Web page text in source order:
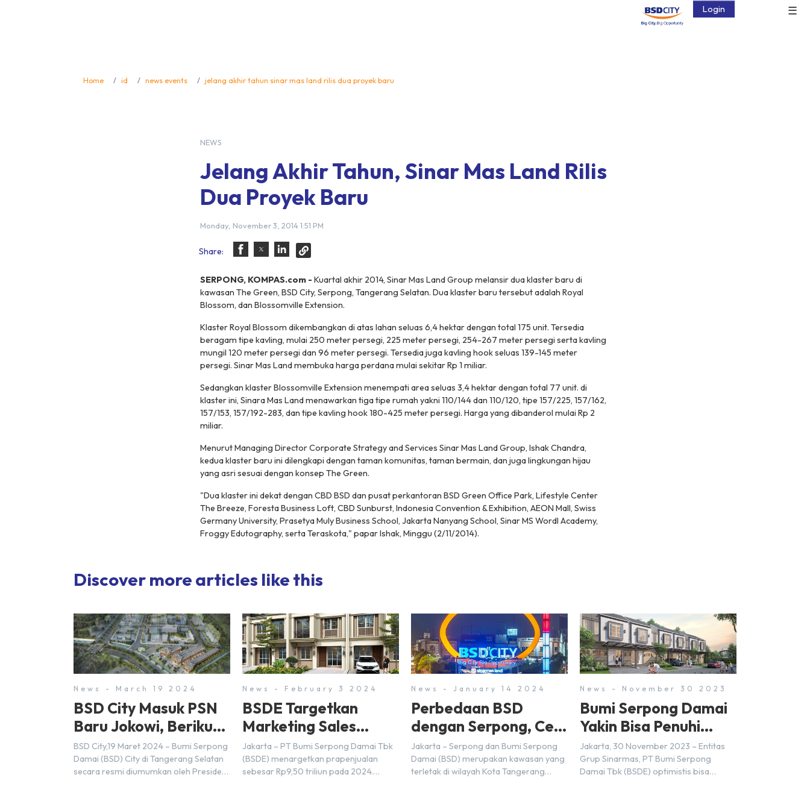
☰
Login
Home id news events jelang akhir tahun sinar mas land rilis dua proyek baru
NEWS
Jelang Akhir Tahun, Sinar Mas Land Rilis
Dua Proyek Baru
Monday, November 3, 2014 1:51 PM
Share:
SERPONG, KOMPAS.com - Kuartal akhir 2014, Sinar Mas Land Group melansir dua klaster baru di
kawasan The Green, BSD City, Serpong, Tangerang Selatan. Dua klaster baru tersebut adalah Royal
Blossom, dan Blossomville Extension.
Klaster Royal Blossom dikembangkan di atas lahan seluas 6,4 hektar dengan total 175 unit. Tersedia
beragam tipe kavling, mulai 250 meter persegi, 225 meter persegi, 254-267 meter persegi serta kavling
mungil 120 meter persegi dan 96 meter persegi. Tersedia juga kavling hook seluas 139-145 meter
persegi. Sinar Mas Land membuka harga perdana mulai sekitar Rp 1 miliar.
Sedangkan klaster Blossomville Extension menempati area seluas 3,4 hektar dengan total 77 unit. di
klaster ini, Sinara Mas Land menawarkan tiga tipe rumah yakni 110/144 dan 110/120, tipe 157/225, 157/162,
157/153, 157/192-283, dan tipe kavling hook 180-425 meter persegi. Harga yang dibanderol mulai Rp 2
miliar.
Menurut Managing Director Corporate Strategy and Services Sinar Mas Land Group, Ishak Chandra,
kedua klaster baru ini dilengkapi dengan taman komunitas, taman bermain, dan juga lingkungan hijau
yang asri sesuai dengan konsep The Green.
"Dua klaster ini dekat dengan CBD BSD dan pusat perkantoran BSD Green Office Park, Lifestyle Center
The Breeze, Foresta Business Loft, CBD Sunburst, Indonesia Convention & Exhibition, AEON Mall, Swiss
Germany University, Prasetya Muly Business School, Jakarta Nanyang School, Sinar MS Wordl Academy,
Froggy Edutography, serta Teraskota," papar Ishak, Minggu (2/11/2014).
Discover more articles like this
News - March 19 2024
BSD City Masuk PSN
Baru Jokowi, Berikut
Alasannya
BSD City,19 Maret 2024 – Bumi Serpong
Damai (BSD) City di Tangerang Selatan
secara resmi diumumkan oleh Presiden
News - February 3 2024
BSDE Targetkan
Marketing Sales
Rp9,5 Triliun di Tahun
2024
Jakarta – PT Bumi Serpong Damai Tbk
(BSDE) menargetkan prapenjualan
sebesar Rp9,50 triliun pada 2024.
News - January 14 2024
Perbedaan BSD
dengan Serpong, Cek
Disini!
Jakarta – Serpong dan Bumi Serpong
Damai (BSD) merupakan kawasan yang
terletak di wilayah Kota Tangerang
News - November 30 2023
Bumi Serpong Damai
Yakin Bisa Penuhi
Target Marketing
Sales Tahun 2023
Jakarta, 30 November 2023 – Entitas
Grup Sinarmas, PT Bumi Serpong
Damai Tbk (BSDE) optimistis bisa